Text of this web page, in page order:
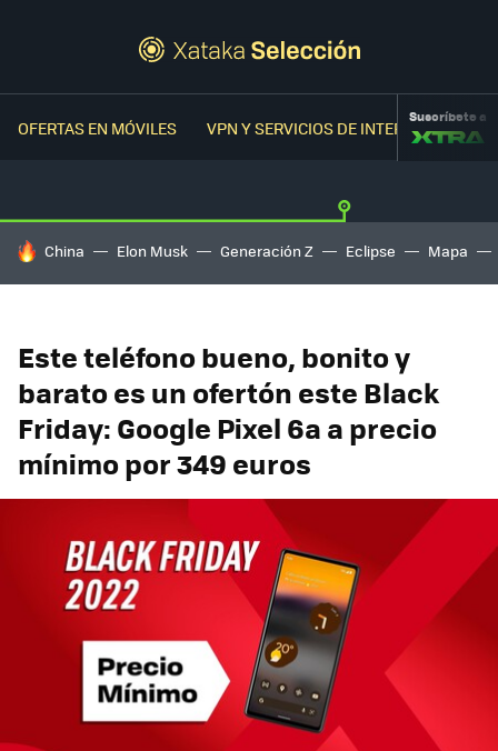
OFERTAS EN MÓVILES VPN Y SERVICIOS DE INTERNETSuscríbete a
HOY SE HABLA DE
China Elon Musk Generación Z Eclipse Mapa
Este teléfono bueno, bonito y
barato es un ofertón este Black
Friday: Google Pixel 6a a precio
mínimo por 349 euros